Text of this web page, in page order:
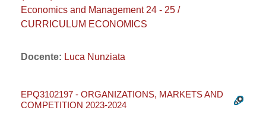
Economics and Management 24 - 25 /
CURRICULUM ECONOMICS
Docente: Luca Nunziata
EPQ3102197 - ORGANIZATIONS, MARKETS AND
COMPETITION 2023-2024